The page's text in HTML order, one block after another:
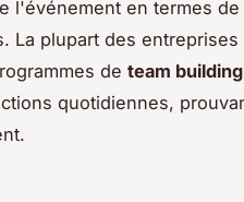
l'événement en termes
La plupart des
de team building
quotidiennes,